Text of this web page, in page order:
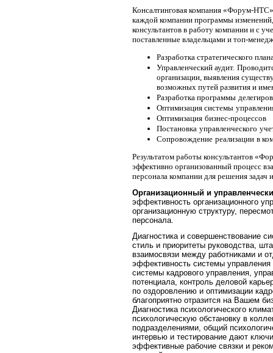
Консалтинговая компания «Форум-
каждой компании программы
консультантов в работу компании и с
поставленные владельцами и топ-
Разработка стратегического
Управленческий аудит.
организации, выявления
возможных путей развития и
Разработка программы
Оптимизация системы
Оптимизация бизнес-процессов
Постановка управленческого
Сопровождение реализации в
Результатом работы консультантов
эффективно организованный процесс
персонала компании для решения задач
Организационный и
эффективность организационного
организационную структуру,
персонала.
Диагностика и совершенствование
стиль и приоритеты руководства,
взаимосвязи между работниками и
эффективность системы
системы кадрового управления,
потенциала, контроль деловой
по оздоровлению и оптимизации
благоприятно отразится на Вашем
Диагностика психологического
психологическую обстановку в
подразделениями, общий
интервью и тестирование дают
эффективные рабочие связки и